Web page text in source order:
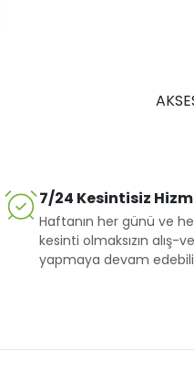
7/24 Kesintisiz
Haftanın her günü ve
kesinti olmaksızın alış-
yapmaya devam